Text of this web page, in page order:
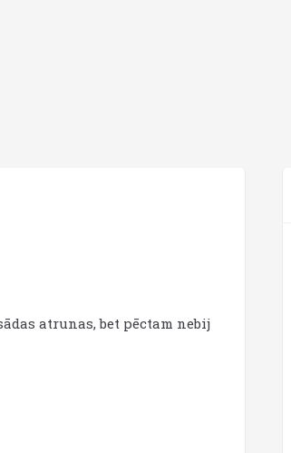
atrunas, bet pēctam nebij